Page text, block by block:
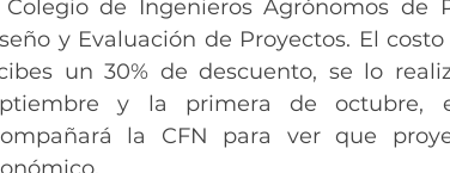
Colegio de Ingenieros Agrónomos de
y Evaluación de Proyectos. El
un 30% de descuento, se lo
y la primera de octubre,
la CFN para ver que